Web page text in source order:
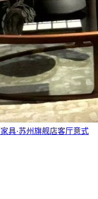
具·苏州旗舰店客厅意式